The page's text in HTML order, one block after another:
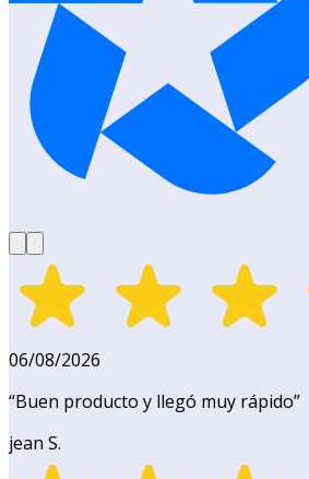
06/08/2026
“Buen producto y llegó muy rápido”
jean S.